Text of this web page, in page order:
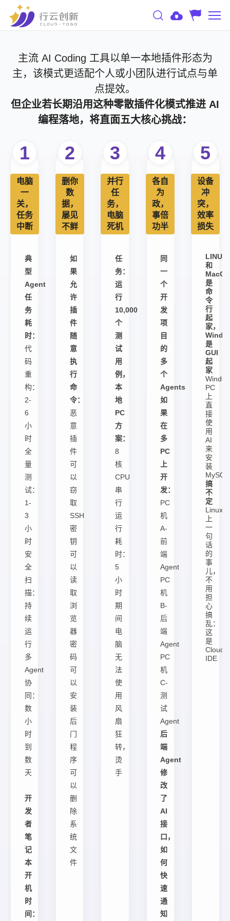
主流 AI Coding 工具以单一本地插件形态为
主，该模式更适配个人或小团队进行试点与单
点提效。
但企业若长期沿用这种零散插件化模式推进 AI
编程落地，将直面五大核心挑战：
1
电脑
一
关，
任务
中断
典
型
Agent
任
务
耗
时：
代
码
重
构：
2-
6
小
时
全
量
测
试：
1-
3
小
时
安
全
扫
描：
持
续
运
行
多
Agent
协
同：
数
小
时
到
数
天
开
发
者
笔
记
本
开
机
时
间：
2
删你
数
据，
屡见
不鲜
如
果
允
许
插
件
随
意
执
行
命
令：
恶
意
插
件
可
以
窃
取
SSH
密
钥
可
以
读
取
浏
览
器
密
码
可
以
安
装
后
门
程
序
可
以
删
除
系
统
文
件
3
并行
任
务，
电脑
死机
任
务：
运
行
10,000
个
测
试
用
例，
本
地
PC
方
案：
8
核
CPU
串
行
运
行
耗
时：
5
小
时
期
间
电
脑
无
法
使
用
风
扇
狂
转，
烫
手
4
各自
为
政，
事倍
功半
同
一
个
开
发
项
目
的
多
个
Agents
如
果
在
多
PC
上
开
发：
PC
机
A-
前
端
Agent
PC
机
B-
后
端
Agent
PC
机
C-
测
试
Agent
后
端
Agent
修
改
了
AI
接
口，
如
何
快
速
通
知
5
设备
冲
突，
效率
损失
LINUX
和
MacOS
是
命
令
行
起
家，
是
GUI
起
家
PC
上
直
接
使
用
AI
来
安
装
搞
不
定
Linux
上
一
句
话
的
事
儿，
不
用
担
心
搞
乱：
这
是
Cloud
IDE